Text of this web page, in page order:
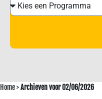
Home>Archieven voor 02/06/2026